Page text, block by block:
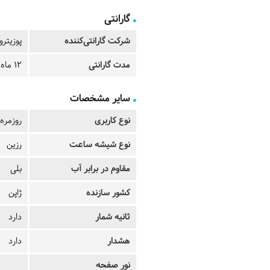
گارانتی
شرکت گارانتی‌کننده
مدت گارانتی
12 ماه
سایر مشخصات
نوع کاربری
روزمره
نوع شیشه ساعت
رزین
مقاوم در برابر آب
بلی
کشور سازنده
ژاپن
ثانیه شمار
دارد
هشدار
دارد
نور صفحه